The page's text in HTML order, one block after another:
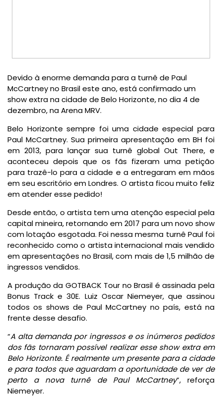
Devido à enorme demanda para a turnê de Paul
McCartney no Brasil este ano, está confirmado um
show extra na cidade de Belo Horizonte, no dia 4 de
dezembro, na Arena MRV.
Belo Horizonte sempre foi uma cidade especial para
Paul McCartney. Sua primeira apresentação em BH foi
em 2013, para lançar sua turnê global Out There, e
aconteceu depois que os fãs fizeram uma petição
para trazê-lo para a cidade e a entregaram em mãos
em seu escritório em Londres. O artista ficou muito feliz
em atender esse pedido!
Desde então, o artista tem uma atenção especial pela
capital mineira, retornando em 2017 para um novo show
com lotação esgotada. Foi nessa mesma turnê Paul foi
reconhecido como o artista internacional mais vendido
em apresentações no Brasil, com mais de 1,5 milhão de
ingressos vendidos.
A produção da GOTBACK Tour no Brasil é assinada pela
Bonus Track e 30E. Luiz Oscar Niemeyer, que assinou
todos os shows de Paul McCartney no país, está na
frente desse desafio.
“A alta demanda por ingressos e os inúmeros pedidos
dos fãs tornaram possível realizar esse show extra em
Belo Horizonte. É realmente um presente para a cidade
e para todos que aguardam a oportunidade de ver de
perto a nova turnê de Paul McCartney”, reforça
Niemeyer.